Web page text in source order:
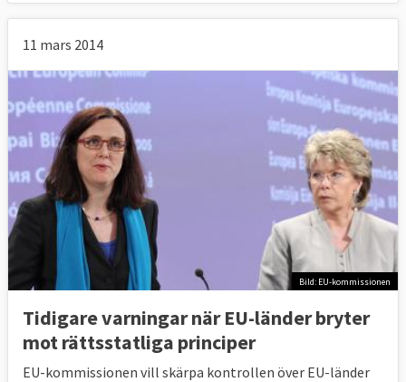
11 mars 2014
Bild: EU-kommissionen
Tidigare varningar när EU-länder bryter
mot rättsstatliga principer
EU-kommissionen vill skärpa kontrollen över EU-länder